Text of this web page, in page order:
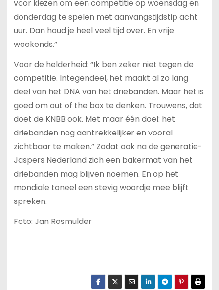
voor kiezen om een competitie op woensdag en
donderdag te spelen met aanvangstijdstip acht
uur. Dan houd je heel veel tijd over. En vrije
weekends.”
Voor de helderheid: “Ik ben zeker niet tegen de
competitie. Integendeel, het maakt al zo lang
deel van het DNA van het driebanden. Maar het is
goed om out of the box te denken. Trouwens, dat
doet de KNBB ook. Met maar één doel: het
driebanden nog aantrekkelijker en vooral
zichtbaar te maken.” Zodat ook na de generatie-
Jaspers Nederland zich een bakermat van het
driebanden mag blijven noemen. En op het
mondiale toneel een stevig woordje mee blijft
spreken.
Foto: Jan Rosmulder